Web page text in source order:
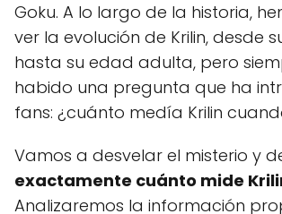
Goku. A lo largo de la historia,
ver la evolución de Krilin, desde
hasta su edad adulta, pero
habido una pregunta que ha
fans: ¿cuánto medía Krilin
Vamos a desvelar el misterio y
exactamente cuánto mide
Analizaremos la información